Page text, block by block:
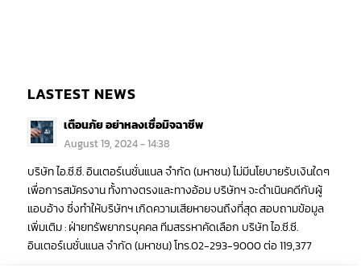
LASTEST NEWS
เตือนภัย อย่าหลงเชื่อมิจฉาชีพ
August 19, 2024 - 14:38
บริษัท ไอ.ซี.ซี. อินเตอร์เนชั่นแนล จำกัด (มหาชน) ไม่มีนโยบายรับเงินใดๆ
เพื่อการสมัครงาน ทั้งทางตรงและทางอ้อม บริษัทฯ จะดำเนินคดีกับผู้
แอบอ้าง ซึ่งทำให้บริษัทฯ เกิดความเสียหายจนถึงที่สุด สอบถามข้อมูล
เพิ่มเติม : ฝ่ายทรัพยากรบุคคล ทีมสรรหาคัดเลือก บริษัท ไอ.ซี.ซี.
อินเตอร์เนชั่นแนล จำกัด (มหาชน) โทร.02-293-9000 ต่อ 119,377